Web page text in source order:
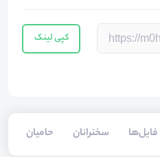
کپی لینک
فایل‌ها سخنرانان حامیان